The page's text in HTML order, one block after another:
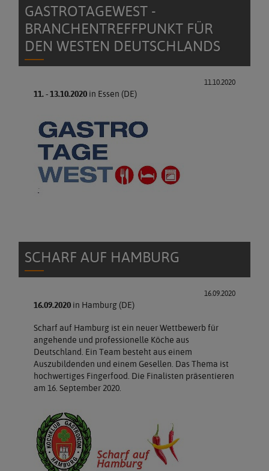
GASTROTAGEWEST -
BRANCHENTREFFPUNKT FÜR
DEN WESTEN DEUTSCHLANDS
11.10.2020
11. - 13.10.2020in Essen (DE)
SCHARF AUF HAMBURG
16.09.2020
16.09.2020 in Hamburg (DE)
Scharf auf Hamburg ist ein neuer Wettbewerb für
angehende und professionelle Köche aus
Deutschland. Ein Team besteht aus einem
Auszubildenden und einem Gesellen. Das Thema ist
hochwertiges Fingerfood. Die Finalisten präsentieren
am 16. September 2020.